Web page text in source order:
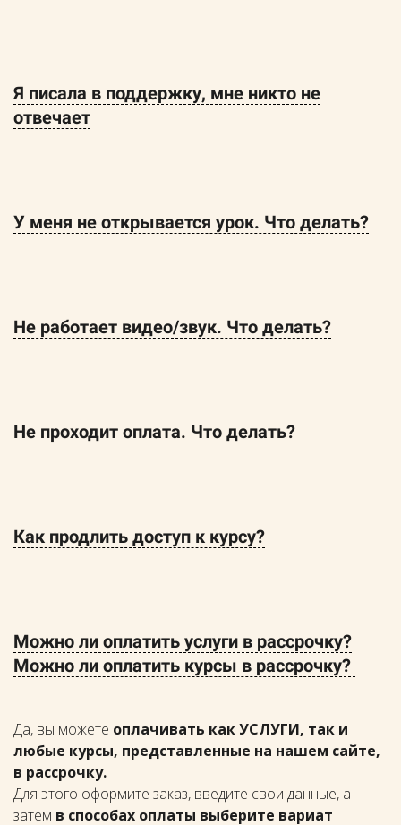
Я писала в поддержку, мне никто не
отвечает
У меня не открывается урок. Что делать?
Не работает видео/звук. Что делать?
Не проходит оплата. Что делать?
Как продлить доступ к курсу?
Можно ли оплатить услуги в рассрочку?
Можно ли оплатить курсы в рассрочку?
Да, вы можете оплачивать как УСЛУГИ, так и
любые курсы, представленные на нашем сайте,
в рассрочку.
Для этого оформите заказ, введите свои данные, а
затем в способах оплаты выберите вариат